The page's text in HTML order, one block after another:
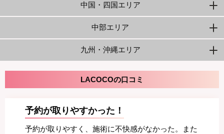
中国・四国エリア
中部エリア
九州・沖縄エリア
LACOCOの口コミ
予約が取りやすかった！
予約が取りやすく、施術に不快感がなかった。また